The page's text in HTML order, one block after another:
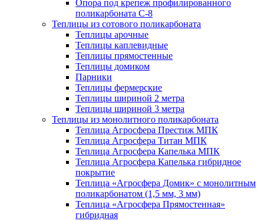
Опора под крепеж профилированного
поликарбоната С-8
Теплицы из сотового поликарбоната
Теплицы арочные
Теплицы каплевидные
Теплицы прямостенные
Теплицы домиком
Парники
Теплицы фермерские
Теплицы шириной 2 метра
Теплицы шириной 3 метра
Теплицы из монолитного поликарбоната
Теплица Агросфера Престиж МПК
Теплица Агросфера Титан МПК
Теплица Агросфера Капелька МПК
Теплица Агросфера Капелька гибридное
покрытие
Теплица «Агросфера Домик» с монолитным
поликарбонатом (1,5 мм, 3 мм)
Теплица «Агросфера Прямостенная»
гибридная